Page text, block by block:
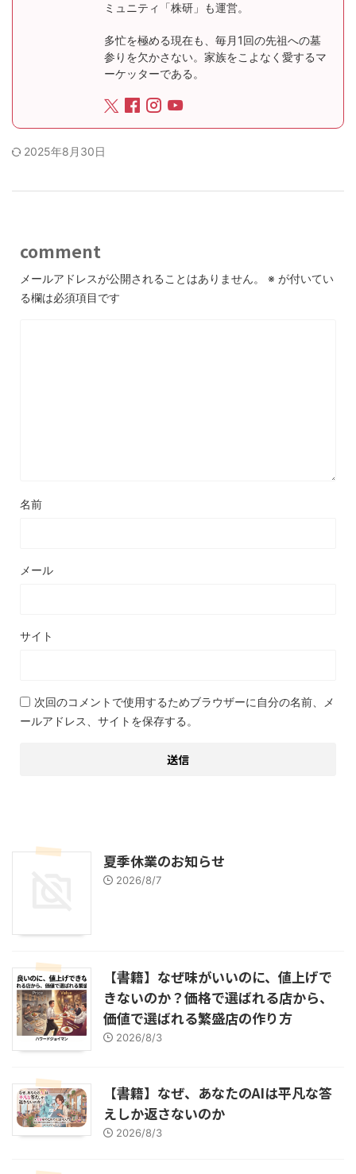
ミュニティ「株研」も運営。
多忙を極める現在も、毎月1回の先祖への墓
参りを欠かさない。家族をこよなく愛するマ
ーケッターである。
2025年8月30日
comment
メールアドレスが公開されることはありません。 ※ が付いてい
る欄は必須項目です
名前
メール
サイト
次回のコメントで使用するためブラウザーに自分の名前、メ
ールアドレス、サイトを保存する。
夏季休業のお知らせ
2026/8/7
【書籍】なぜ味がいいのに、値上げで
きないのか？価格で選ばれる店から、
価値で選ばれる繁盛店の作り方
2026/8/3
【書籍】なぜ、あなたのAIは平凡な答
えしか返さないのか
2026/8/3